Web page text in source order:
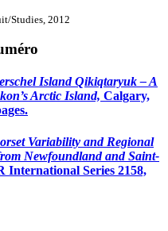
Studies, 2012
Island Qikiqtaryuk – A
Arctic Island, Calgary,
Variability and Regional
Newfoundland and Saint-
International Series 2158,